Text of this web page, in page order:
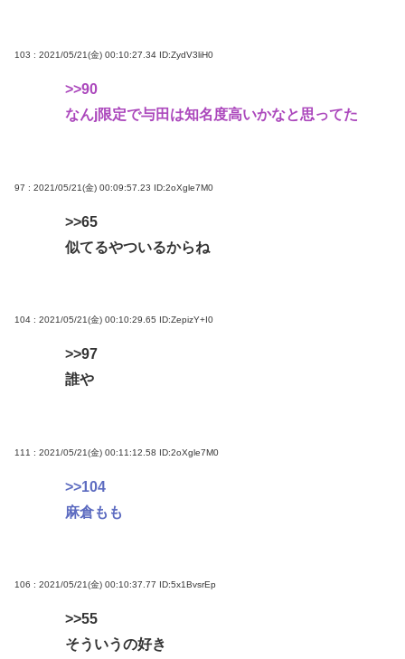
103 : 2021/05/21(金) 00:10:27.34 ID:ZydV3liH0
>>90
なんj限定で与田は知名度高いかなと思ってた
97 : 2021/05/21(金) 00:09:57.23 ID:2oXgle7M0
>>65
似てるやついるからね
104 : 2021/05/21(金) 00:10:29.65 ID:ZepizY+I0
>>97
誰や
111 : 2021/05/21(金) 00:11:12.58 ID:2oXgle7M0
>>104
麻倉もも
106 : 2021/05/21(金) 00:10:37.77 ID:5x1BvsrEp
>>55
そういうの好き